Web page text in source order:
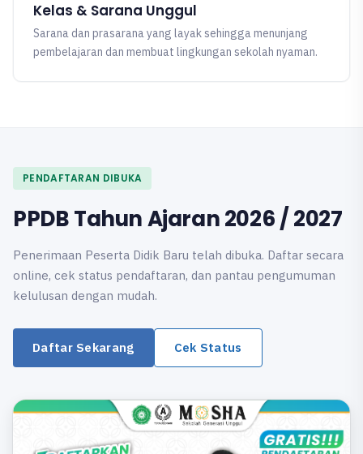
Kelas & Sarana Unggul
Sarana dan prasarana yang layak sehingga menunjang
pembelajaran dan membuat lingkungan sekolah nyaman.
PENDAFTARAN DIBUKA
PPDB Tahun Ajaran 2026 / 2027
Penerimaan Peserta Didik Baru telah dibuka. Daftar secara
online, cek status pendaftaran, dan pantau pengumuman
kelulusan dengan mudah.
Daftar Sekarang Cek Status